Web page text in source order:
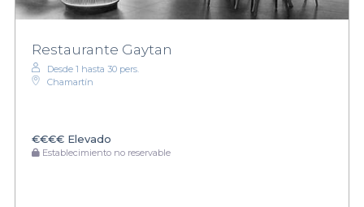
Restaurante Gaytan
Desde 1 hasta 30 pers.
Chamartín
€€€€ Elevado
Establecimiento no reservable